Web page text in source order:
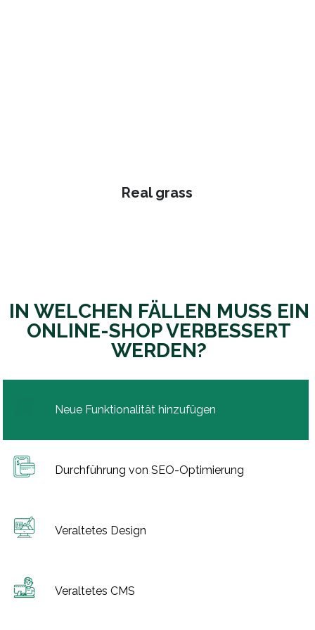
Real grass
IN WELCHEN FÄLLEN MUSS EIN
ONLINE-SHOP VERBESSERT
WERDEN?
Neue Funktionalität hinzufügen
Durchführung von SEO-Optimierung
Veraltetes Design
Veraltetes CMS